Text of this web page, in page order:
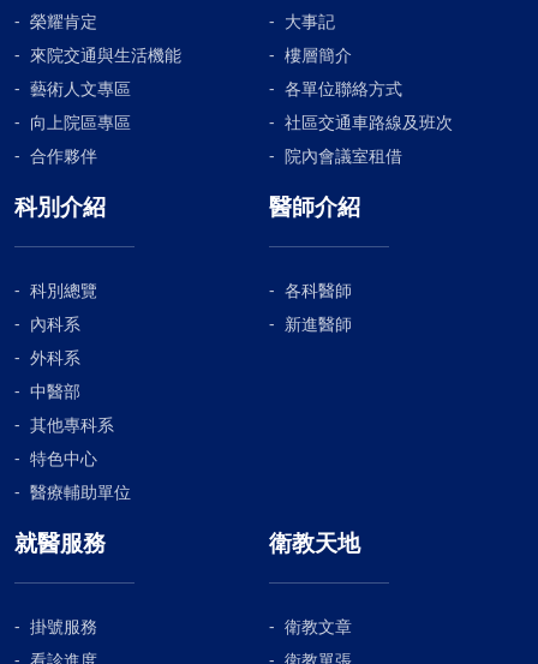
榮耀肯定
大事記
來院交通與生活機能
樓層簡介
藝術人文專區
各單位聯絡方式
向上院區專區
社區交通車路線及班次
合作夥伴
院內會議室租借
科別介紹
科別總覽
內科系
外科系
中醫部
其他專科系
特色中心
醫療輔助單位
醫師介紹
各科醫師
新進醫師
就醫服務
掛號服務
衛教天地
衛教文章